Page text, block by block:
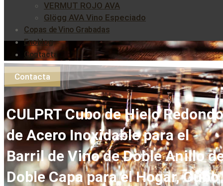
VERMUT ROJO AVA
Glögg AVA Vino Especiado
Copas de Vino Grabadas
Enoblog
Contacta
Contacta
CULPRT Cubo de Hielo Redondo
de Acero Inoxidable para el
Barril de Vino de Doble Anillo
Doble Capa para el Hogar, Cubo